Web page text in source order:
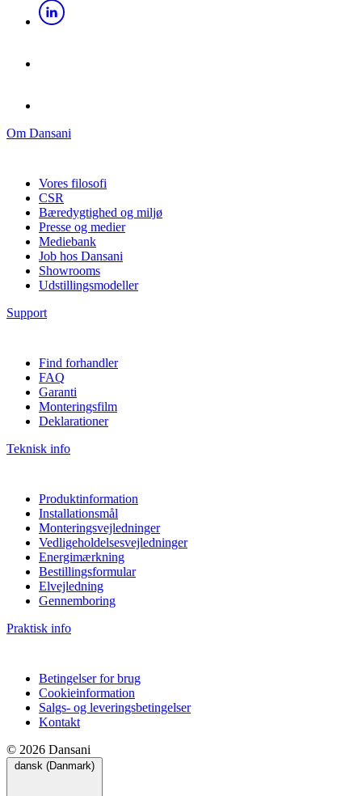
Om Dansani
Vores filosofi
CSR
Bæredygtighed og miljø
Presse og medier
Mediebank
Job hos Dansani
Showrooms
Udstillingsmodeller
Support
Find forhandler
FAQ
Garanti
Monteringsfilm
Deklarationer
Teknisk info
Produktinformation
Installationsmål
Monteringsvejledninger
Vedligeholdelsesvejledninger
Energimærkning
Bestillingsformular
Elvejledning
Gennemboring
Praktisk info
Betingelser for brug
Cookieinformation
Salgs- og leveringsbetingelser
Kontakt
© 2026 Dansani
dansk (Danmark)